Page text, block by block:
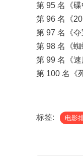
第 95 名《
第 96 名《
第 97 名《
第 98 名《
第 99 名《
第 100 名《
标签: 电影